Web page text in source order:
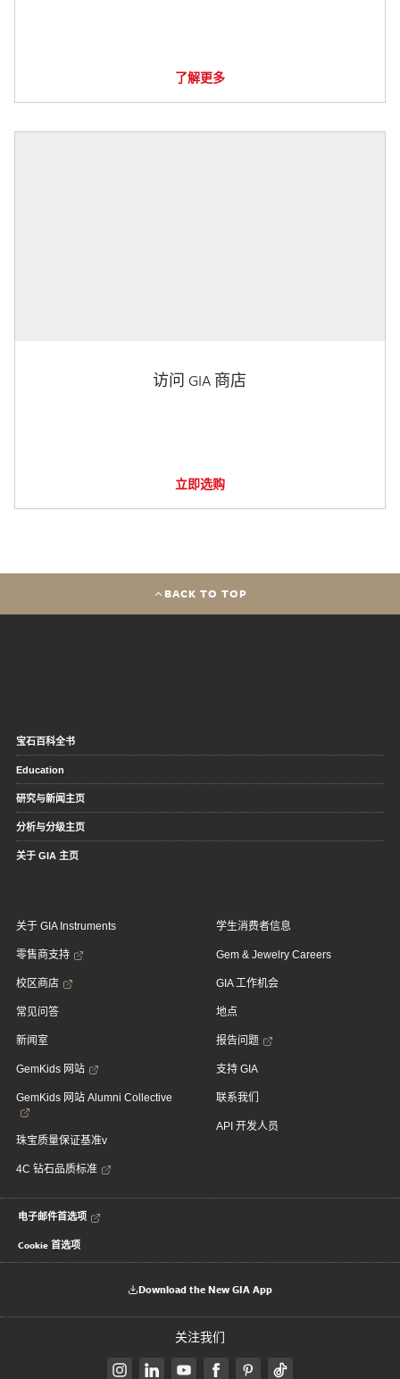
了解更多
访问 GIA 商店
立即选购
BACK TO TOP
宝石百科全书
Education
研究与新闻主页
分析与分级主页
关于 GIA 主页
关于 GIA Instruments
零售商支持
校区商店
常见问答
新闻室
GemKids 网站
GemKids 网站 Alumni Collective
珠宝质量保证基准v
4C 钻石品质标准
学生消费者信息
Gem & Jewelry Careers
GIA 工作机会
地点
报告问题
支持 GIA
联系我们
API 开发人员
电子邮件首选项
Cookie 首选项
Download the New GIA App
关注我们